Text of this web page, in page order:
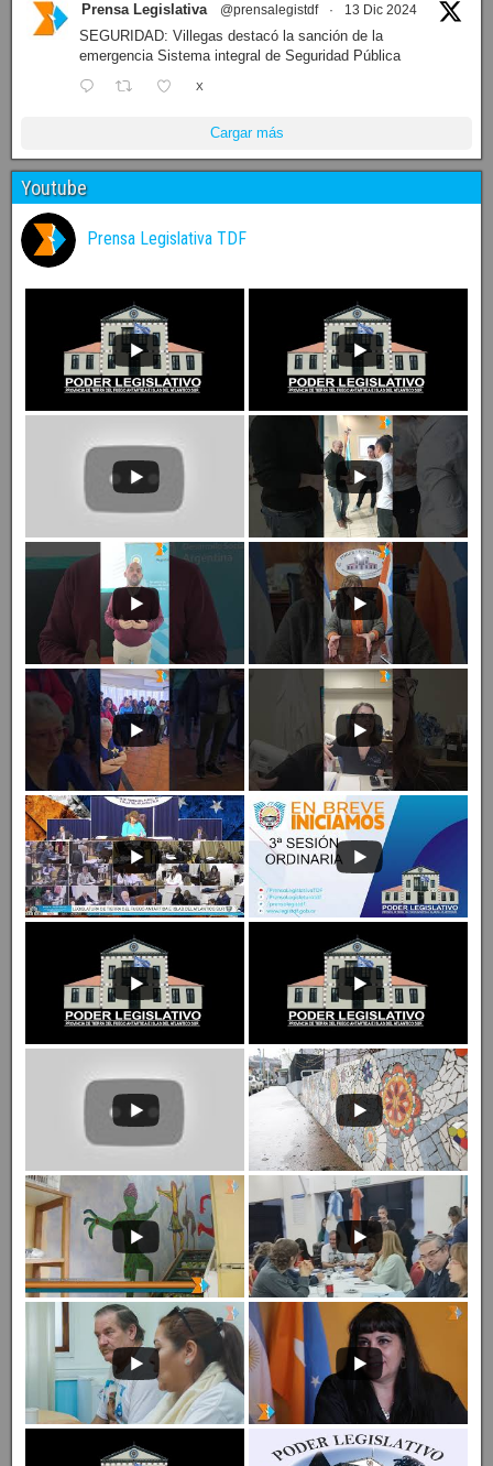
Prensa Legislativa @prensalegistdf · 13 Dic 2024
SEGURIDAD: Villegas destacó la sanción de la
emergencia Sistema integral de Seguridad Pública
X
Cargar más
Youtube
Prensa Legislativa TDF